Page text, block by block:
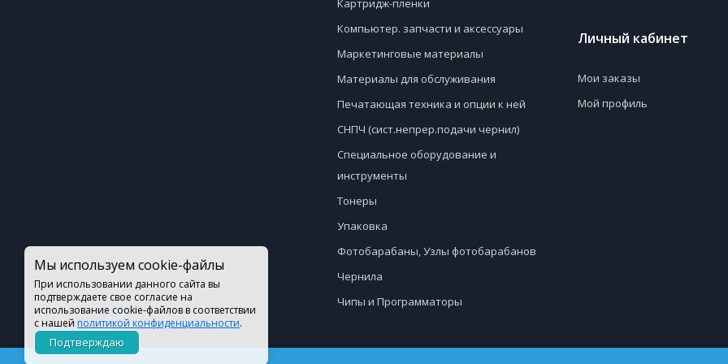
Картридж-пленки
Компьютер. запчасти и аксессуары
Маркетинговые материалы
Материалы для обслуживания
Печатающая техника и опции к ней
СНПЧ (сист.непрер.подачи чернил)
Специальное оборудование и
инструменты
Тонеры
Упаковка
Фотобарабаны, Узлы фотобарабанов
Чернила
Чипы и Программаторы
Личный кабинет
Мои заказы
Мой профиль
Мы используем cookie-файлы
При использовании данного сайта вы
подтверждаете свое согласие на
использование cookie-файлов в соответствии
с нашей политикой конфиденциальности.
Подтверждаю